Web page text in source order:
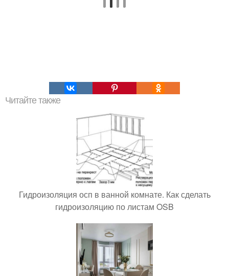
Читайте также
Гидроизоляция осп в ванной комнате. Как сделать
гидроизоляцию по листам OSB